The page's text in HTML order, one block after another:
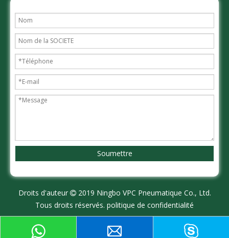
Soumettre
Droits d'auteur 2019 Ningbo VPC Pneumatique Co., Ltd.
Tous droits réservés. politique de confidentialité